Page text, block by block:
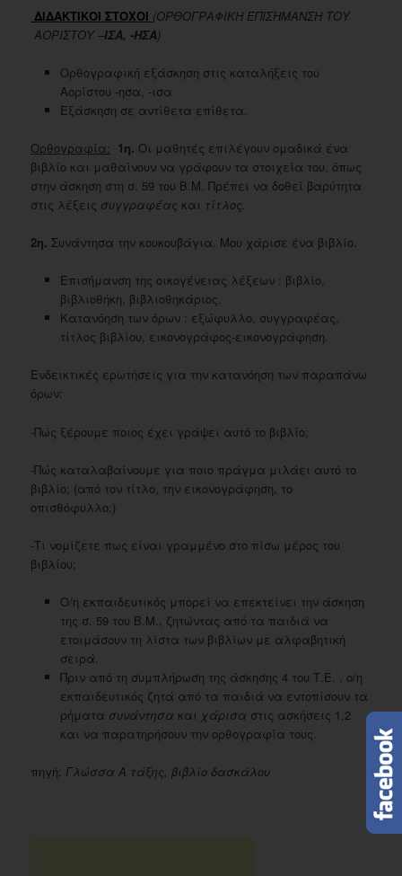
ΔΙΔΑΚΤΙΚΟΙ ΣΤΟΧΟΙ (ΟΡΘΟΓΡΑΦΙΚΗ ΕΠΙΣΗΜΑΝΣΗ ΤΟΥ
ΑΟΡΙΣΤΟΥ –ΙΣΑ, -ΗΣΑ)
Ορθογραφική εξάσκηση στις καταλήξεις του
Αορίστου -ησα, -ισα
Εξάσκηση σε αντίθετα επίθετα.
Ορθογραφία: 1η. Οι μαθητές επιλέγουν ομαδικά ένα
βιβλίο και μαθαίνουν να γράφουν τα στοιχεία του, όπως
στην άσκηση στη σ. 59 του Β.Μ. Πρέπει να δοθεί βαρύτητα
στις λέξεις συγγραφέας και τίτλος.
2η.Συνάντησα την κουκουβάγια. Μου χάρισε ένα βιβλίο.
Επισήμανση της οικογένειας λέξεων : βιβλίο,
βιβλιοθήκη, βιβλιοθηκάριος.
Κατανόηση των όρων : εξώφυλλο, συγγραφέας,
τίτλος βιβλίου, εικονογράφος-εικονογράφηση.
Ενδεικτικές ερωτήσεις για την κατανόηση των παραπάνω
όρων:
-Πώς ξέρουμε ποιος έχει γράψει αυτό το βιβλίο;
-Πώς καταλαβαίνουμε για ποιο πράγμα μιλάει αυτό το
βιβλίο; (από τον τίτλο, την εικονογράφηση, το
οπισθόφυλλο;)
-Τι νομίζετε πως είναι γραμμένο στο πίσω μέρος του
βιβλίου;
Ο/η εκπαιδευτικός μπορεί να επεκτείνει την άσκηση
της σ. 59 του Β.Μ., ζητώντας από τα παιδιά να
ετοιμάσουν τη λίστα των βιβλίων με αλφαβητική
σειρά.
Πριν από τη συμπλήρωση της άσκησης 4 του Τ.Ε. , ο/η
εκπαιδευτικός ζητά από τα παιδιά να εντοπίσουν τα
ρήματα συνάντησακαι χάρισαστις ασκήσεις 1,2
και να παρατηρήσουν την ορθογραφία τους.
πηγή: Γλώσσα Α τάξης, βιβλίο δασκάλου